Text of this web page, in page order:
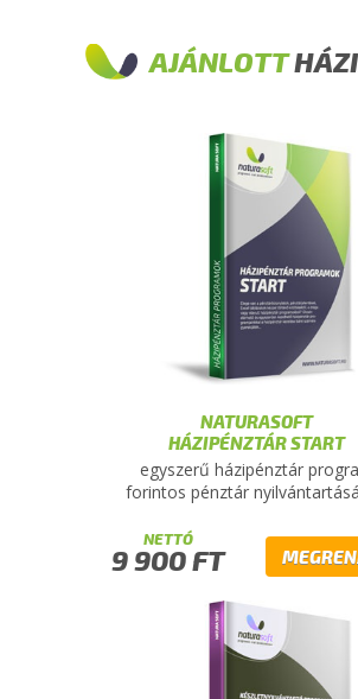
AJÁNLOTT
NATURASOFT
HÁZIPÉNZTÁR START
egyszerű házipénztár
forintos pénztár
NETTÓ
9 900 FT